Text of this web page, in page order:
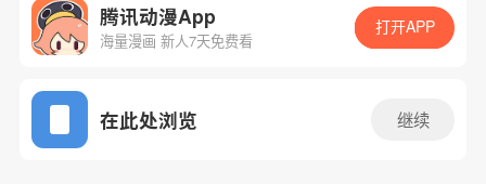
App免费看
腾讯动漫App
海量漫画 新人7天免费看
打开APP
在此处浏览 继续